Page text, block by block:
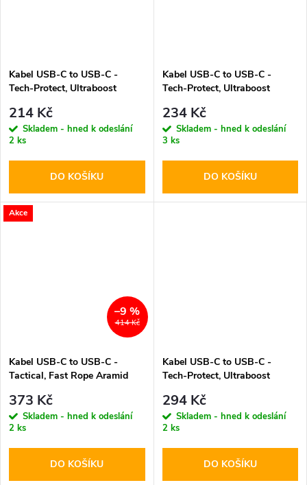
Kabel USB-C to USB-C -
Tech-Protect, Ultraboost
214 Kč
Skladem - hned k odeslání
2 ks
DO KOŠÍKU
Kabel USB-C to USB-C -
Tech-Protect, Ultraboost
234 Kč
Skladem - hned k odeslání
3 ks
DO KOŠÍKU
Akce
414 Kč
–9 %
Kabel USB-C to USB-C -
Tactical, Fast Rope Aramid
373 Kč
Skladem - hned k odeslání
2 ks
DO KOŠÍKU
Kabel USB-C to USB-C -
Tech-Protect, Ultraboost
294 Kč
Skladem - hned k odeslání
2 ks
DO KOŠÍKU